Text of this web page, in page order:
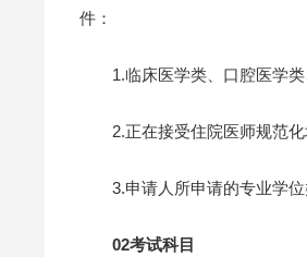
件：
1.临床医学类、口腔医学类
2.正在接受住院医师规范化
3.申请人所申请的专业学位
02考试科目